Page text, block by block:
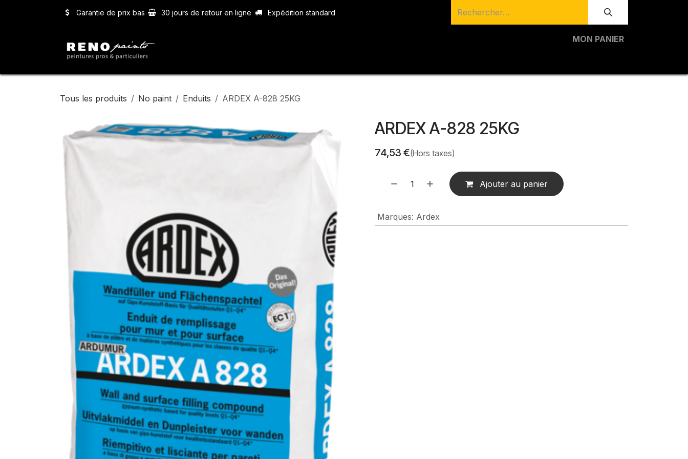
Garantie de prix bas 30 jours de retour en ligne Expédition standard
MON PANIER
Tous les produits No paint Enduits ARDEX A-828 25KG
ARDEX A-828 25KG
74,53 €(Hors taxes)
Ajouter au panier
Marques: Ardex